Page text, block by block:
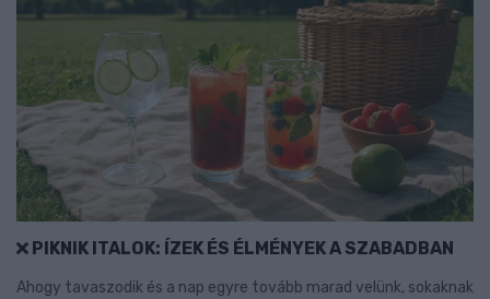
PIKNIK ITALOK: ÍZEK ÉS ÉLMÉNYEK A SZABADBAN
Ahogy tavaszodik és a nap egyre tovább marad velünk, sokaknak